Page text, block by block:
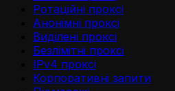
Ротаційні проксі
Анонімні проксі
Виділені проксі
Безлімітні проксі
IPv4 проксі
Корпоративні запити